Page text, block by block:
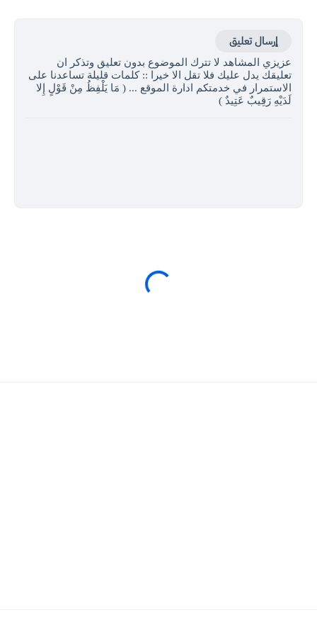
إرسال تعليق
عزيزي المشاهد لا تترك الموضوع بدون تعليق وتذكر ان
تعليقك يدل عليك فلا تقل الا خيرا :: كلمات قليلة تساعدنا على
الاستمرار في خدمتكم ادارة الموقع ... ( مَا يَلْفِظُ مِنْ قَوْلٍ إِلا
لَدَيْهِ رَقِيبٌ عَتِيدٌ )